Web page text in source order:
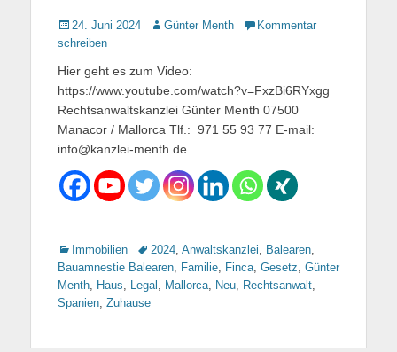
Gepostet
am
24. Juni 2024 AutorGünter Menth
Kommentar
schreiben
Hier geht es zum Video:
https://www.youtube.com/watch?v=FxzBi6RYxgg
Rechtsanwaltskanzlei Günter Menth 07500
Manacor / Mallorca Tlf.: 971 55 93 77 E-mail:
info@kanzlei-menth.de
Kategorien
Immobilien Tags2024, Anwaltskanzlei, Balearen,
Bauamnestie Balearen, Familie, Finca, Gesetz, Günter
Menth, Haus, Legal , Mallorca, Neu, Rechtsanwalt,
Spanien, Zuhause